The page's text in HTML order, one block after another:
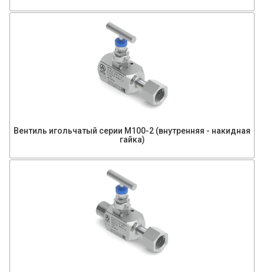
Вентиль игольчатый серии М100-2 (внутренняя - накидная
гайка)